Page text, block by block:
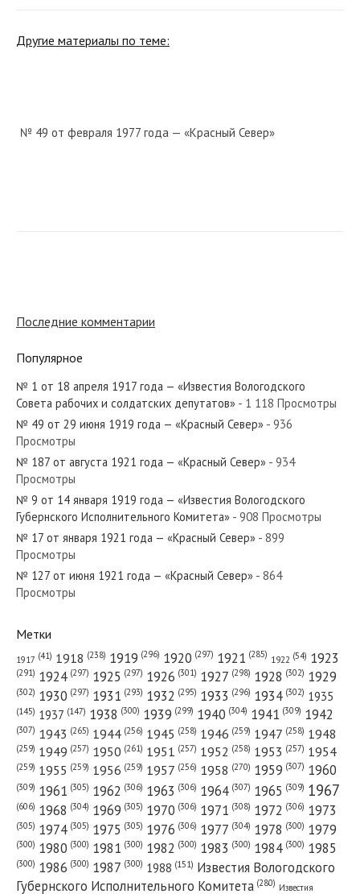
Другие материалы по теме:
№ 49 от февраля 1977 года — «Красный Север»
№ 149 от июня 1977 года — «Красный Север»
№ 30 от февраля 1970 года — «Красный Север»
№ 43 от февраля 1938 года — «Красный Север»
№ 202 от октября 1944 года — «Красный Север»
№ 141 от июня 1980 года — «Красный Север»
Последние комментарии
Популярное
№ 1 от 18 апреля 1917 года — «Известия Вологодского
Совета рабочих и солдатских депутатов» - 1 118 Просмотры
№ 49 от 29 июня 1919 года — «Красный Север» - 936
Просмотры
№ 187 от августа 1921 года — «Красный Север» - 934
Просмотры
№ 9 от 14 января 1919 года — «Известия Вологодского
Губернского Исполнительного Комитета» - 908 Просмотры
№ 17 от января 1921 года — «Красный Север» - 899
Просмотры
№ 127 от июня 1921 года — «Красный Север» - 864
Просмотры
Метки
1917 (41) 1918 (238) 1919 (296) 1920 (297) 1921 (285) 1922 (54) 1923
(291) 1924 (297) 1925 (297) 1926 (301) 1927 (298) 1928 (302) 1929
(302) 1930 (297) 1931 (293) 1932 (295) 1933 (296) 1934 (302) 1935
(145) 1937 (147) 1938 (300) 1939 (299) 1940 (304) 1941 (309) 1942
(307) 1943 (265) 1944 (256) 1945 (258) 1946 (259) 1947 (258) 1948
(259) 1949 (257) 1950 (261) 1951 (257) 1952 (258) 1953 (257) 1954
(259) 1955 (259) 1956 (259) 1957 (256) 1958 (270) 1959 (307) 1960
(309) 1961 (305) 1962 (306) 1963 (306) 1964 (307) 1965 (309) 1967
(606) 1968 (304) 1969 (305) 1970 (306) 1971 (308) 1972 (306) 1973
(305) 1974 (305) 1975 (305) 1976 (306) 1977 (304) 1978 (300) 1979
(300) 1980 (300) 1981 (300) 1982 (300) 1983 (300) 1984 (300) 1985
(300) 1986 (300) 1987 (300) 1988 (151) Известия Вологодского
Губернского Исполнительного Комитета (280) Известия